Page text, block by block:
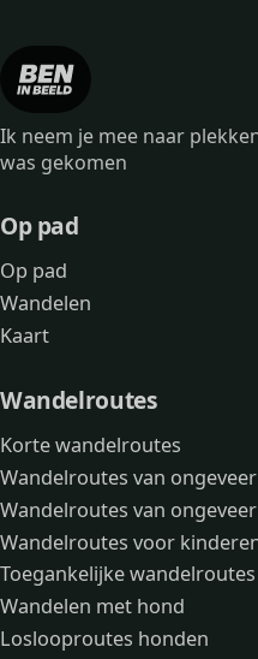
Ik neem je mee naar
was gekomen
Op pad
Op pad
Wandelen
Kaart
Wandelroutes
Korte wandelroutes
Wandelroutes van
Wandelroutes van
Wandelroutes voor
Toegankelijke wandelroutes
Wandelen met hond
Loslooproutes honden